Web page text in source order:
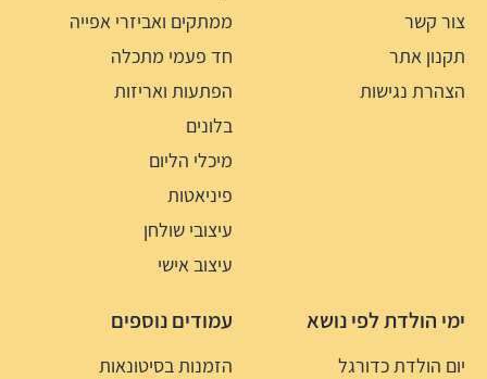
צור קשר
תקנון אתר
הצהרת נגישות
ממתקים ואביזרי אפייה
חד פעמי מתכלה
הפתעות ואריזות
בלונים
מיכלי הליום
פיניאטות
עיצובי שולחן
עיצוב אישי
ימי הולדת לפי נושא
יום הולדת כדורגל
עמודים נוספים
הזמנות בסיטונאות